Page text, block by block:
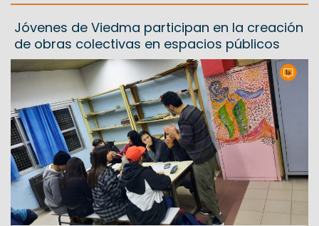
Jóvenes de Viedma participan en la creación
de obras colectivas en espacios públicos